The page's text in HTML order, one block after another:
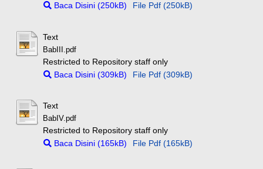
Baca Disini (250kB)
File Pdf (250kB)
Text
BabIII.pdf
Restricted to Repository staff only
Baca Disini (309kB)
File Pdf (309kB)
Text
BabIV.pdf
Restricted to Repository staff only
Baca Disini (165kB)
File Pdf (165kB)